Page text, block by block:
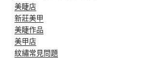
美睫店
新莊美甲
美睫作品
美甲店
紋繡常見問題